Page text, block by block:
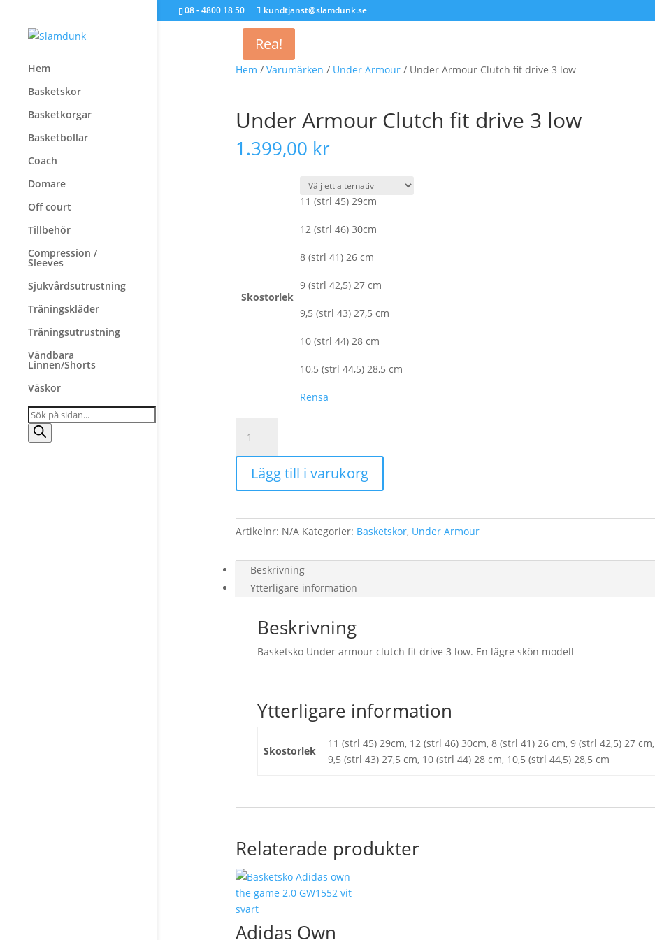
08 - 4800 18 50 kundtjanst@slamdunk.se
Hem
Basketskor
Basketkorgar
Basketbollar
Coach
Domare
Off court
Tillbehör
Compression /
Sleeves
Sjukvårdsutrustning
Träningskläder
Träningsutrustning
Vändbara
Linnen/Shorts
Väskor
Products
search
Hem / Varumärken / Under Armour/ Under Armour Clutch fit drive 3 low
Under Armour Clutch fit drive 3 low
1.399,00 kr
Skostorlek
11 (strl 45) 29cm
12 (strl 46) 30cm
8 (strl 41) 26 cm
9 (strl 42,5) 27 cm
9,5 (strl 43) 27,5 cm
10 (strl 44) 28 cm
10,5 (strl 44,5) 28,5 cm
Rensa
Armour
Clutch
drive
low
mängd
Lägg till i varukorg
Artikelnr: N/A Kategorier: Basketskor, Under Armour
Beskrivning
Ytterligare information
Beskrivning
Basketsko Under armour clutch fit drive 3 low. En lägre skön modell
Ytterligare information
Skostorlek
11 (strl 45) 29cm, 12 (strl 46) 30cm, 8 (strl 41) 26 cm, 9 (strl 42,5) 27 cm,
9,5 (strl 43) 27,5 cm, 10 (strl 44) 28 cm, 10,5 (strl 44,5) 28,5 cm
Relaterade produkter
Rea!
Adidas Own